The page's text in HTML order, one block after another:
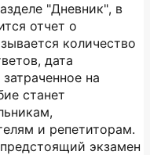
"Дневник", в
отчет о
количество
дата
на
станет
и репетиторам.
экзамен